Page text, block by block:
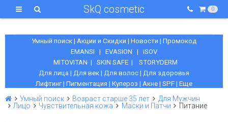
SkQ cosmetic 0
Умный поиск| Акции и Скидки | Новости | Промокод
EMANSI | EVASION | iSOV
MITOVITAN | SKIN SAFE | STORYDERM
Для лица | Для век | Для волос | Для здоровья
Лифтинг| Пигментация | Купероз | Акне | SPF | Еще
Умный поиск Возраст старше 35 лет
Для Мужчин
Лицо
Чувствительная кожа Маски и Патчи Питание